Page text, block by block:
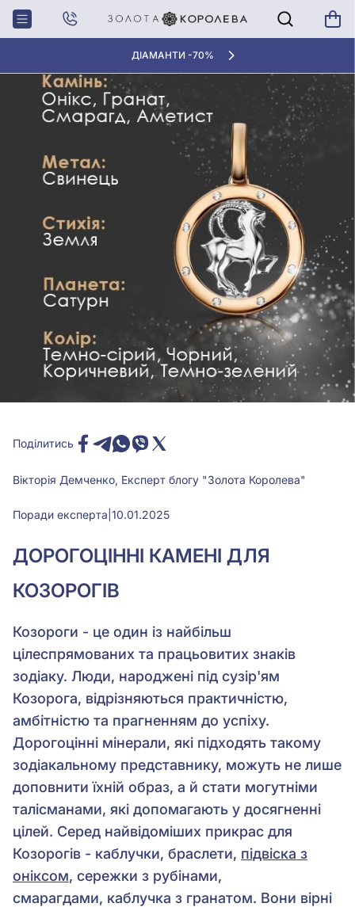
ДІАМАНТИ -70%
Головна Блог Поради експерта Дорогоцінні камені для Козорогів
Поділитись
Вікторія Демченко, Експерт блогу "Золота Королева"
Поради експерта 10.01.2025
ДОРОГОЦІННІ КАМЕНІ ДЛЯ
КОЗОРОГІВ
Козороги - це один із найбільш
цілеспрямованих та працьовитих знаків
зодіаку. Люди, народжені під сузір'ям
Козорога, відрізняються практичністю,
амбітністю та прагненням до успіху.
Дорогоцінні мінерали, які підходять такому
зодіакальному представнику, можуть не лише
доповнити їхній образ, а й стати могутніми
талісманами, які допомагають у досягненні
цілей. Серед найвідоміших прикрас для
Козорогів - каблучки, браслети, підвіска з
оніксом, сережки з рубінами,
смарагдами, каблучка з гранатом. Вони вірні